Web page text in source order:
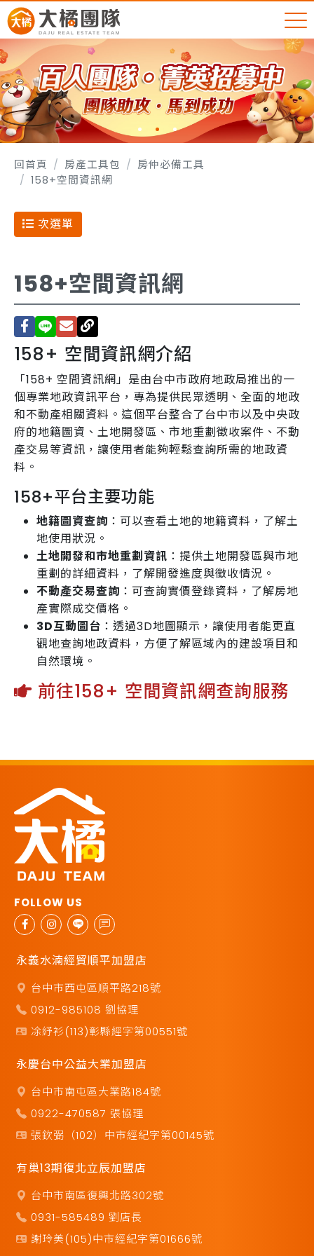
回首頁 房產工具包
房仲必備工具
158+空間資訊網
次選單
158+空間資訊網
158+ 空間資訊網介紹
「158+ 空間資訊網」是由台中市政府地政局推出的一
個專業地政資訊平台，專為提供民眾透明、全面的地政
和不動產相關資料。這個平台整合了台中市以及中央政
府的地籍圖資、土地開發區、市地重劃徵收案件、不動
產交易等資訊，讓使用者能夠輕鬆查詢所需的地政資
料。
158+平台主要功能
地籍圖資查詢 ：可以查看土地的地籍資料，了解土
地使用狀況。
土地開發和市地重劃資訊 ：提供土地開發區與市地
重劃的詳細資料，了解開發進度與徵收情況。
不動產交易查詢 ：可查詢實價登錄資料，了解房地
產實際成交價格。
3D互動圖台 ：透過3D地圖顯示，讓使用者能更直
觀地查詢地政資料，方便了解區域內的建設項目和
自然環境。
前往158+ 空間資訊網查詢服務
永義水湳經貿順平加盟店
台中市西屯區順平路218號
0912-985108 劉協理
凃紓衫(113)彰縣經字第00551號
永慶台中公益大業加盟店
台中市南屯區大業路184號
0922-470587 張協理
張欽弼（102）中市經紀字第00145號
有巢13期復北立辰加盟店
台中市南區復興北路302號
0931-585489 劉店長
謝玲美(105)中市經紀字第01666號